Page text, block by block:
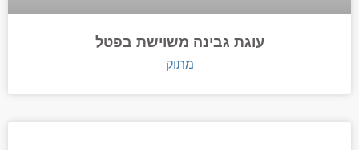
עוגת גבינה משוישת בפטל
מתוק